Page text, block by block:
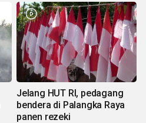
Jelang HUT RI, pedagang
bendera di Palangka Raya
panen rezeki